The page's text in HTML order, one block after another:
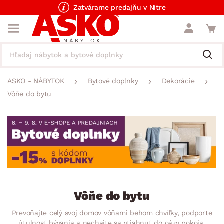
Zatvárame predajňu v Nitre
ASKO - NÁBYTOK Bytové doplnky
Dekorácie
Vôňe do bytu
Vôňe do bytu
Prevoňajte celý svoj domov vôňami behom chvíľky, podporte